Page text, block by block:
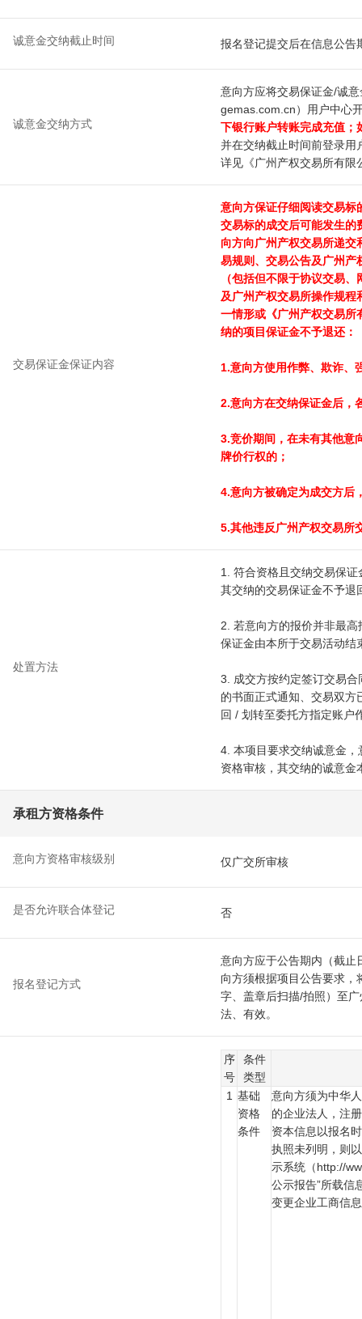
诚意金交纳截止时间 报名登记提交后在信息公告
诚意金交纳方式
意向方应将交易保证金/诚
gemas.com.cn）用户中心
下银行账户转账完成充值；
并在交纳截止时间前登录用
详见《广州产权交易所有限
交易保证金保证内容
意向方保证仔细阅读交易标
交易标的成交后可能发生的
向方向广州产权交易所递
易规则、交易公告及广州产
（包括但不限于协议交易
及广州产权交易所操作规
一情形或《广州产权交易所
纳的项目保证金不予退还：
1.意向方使用作弊、欺诈、
2.意向方在交纳保证金后，
3.竞价期间，在未有其他意
牌价行权的；
4.意向方被确定为成交方后
5.其他违反广州产权交易所
处置方法
1. 符合资格且交纳交易保
其交纳的交易保证金不予退
2. 若意向方的报价并非最
保证金由本所于交易活动结
3. 成交方按约定签订交易
的书面正式通知、交易双
回 / 划转至委托方指定账户
4. 本项目要求交纳诚意金
资格审核，其交纳的诚意
承租方资格条件
意向方资格审核级别 仅广交所审核
是否允许联合体登记 否
报名登记方式
意向方应于公告期内（截止
向方须根据项目公告要求
字、盖章后扫描/拍照）至
法、有效。
序
号
条件
类型
1 基础
资格
条件
意向方须为中华
的企业法人，注
资本信息以报名
执照未列明，则
示系统（http://
公示报告”所载信
变更企业工商信